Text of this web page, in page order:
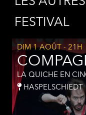
FESTIVAL
DIM 1 AOÛT - 21H
LA QUICHE EN
HASPELSCHIEDT